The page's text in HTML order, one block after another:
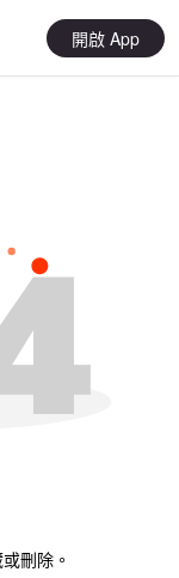
開啟 App
刪除。